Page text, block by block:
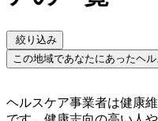
絞り込み
この地域であなたにあったヘ
ヘルスケア事業者は健康